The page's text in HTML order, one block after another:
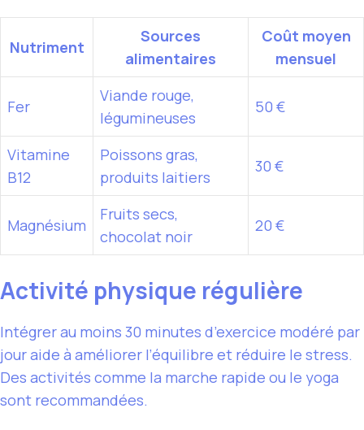
Nutriment
Sources
alimentaires
Coût moyen
mensuel
Fer
Viande rouge,
légumineuses
50 €
Vitamine
B12
Poissons gras,
produits laitiers
30 €
Magnésium
Fruits secs,
chocolat noir
20 €
Activité physique régulière
Intégrer au moins 30 minutes d’exercice modéré par
jour aide à améliorer l’équilibre et réduire le stress.
Des activités comme la marche rapide ou le yoga
sont recommandées.